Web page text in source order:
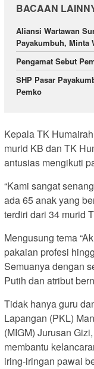
BACAAN
Aliansi Wartawan
Payakumbuh, Minta
Pengamat Sebut
SHP Pasar
Pemko
Kepala TK
murid KB dan TK
antusias mengikuti
“Kami sangat
ada 65 anak yang
terdiri dari 34 murid
Mengusung tema
pakaian profesi
Semuanya dengan
Putih dan atribut
Tidak hanya guru
Lapangan (PKL)
(MIGM) Jurusan
membantu
iring-iringan pawai